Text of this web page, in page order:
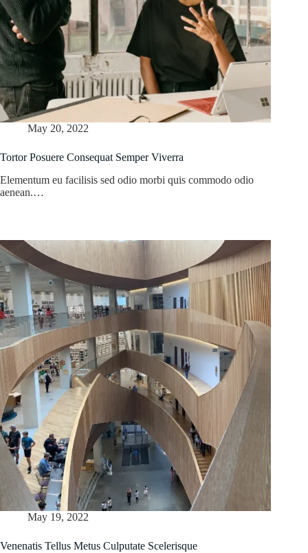
May 20, 2022
Tortor Posuere Consequat Semper Viverra
Elementum eu facilisis sed odio morbi quis commodo odio
aenean.…
May 19, 2022
Venenatis Tellus Metus Culputate Scelerisque